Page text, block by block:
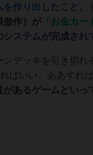
作り出したこと。
倣作）が 「お金カ
システムが完成され
ンデッキを引き切れ
ばいい、ああすれ
があるゲームといっ